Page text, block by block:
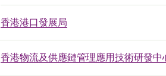
香港港口發展局
香港物流及供應鏈管理應用技術研發中